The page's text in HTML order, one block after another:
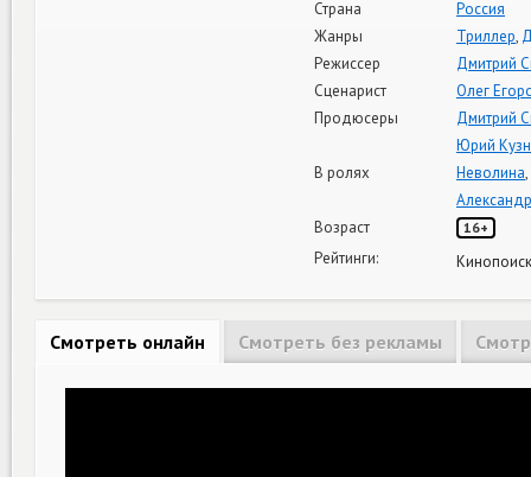
Страна
Россия
Жанры
Триллер,
Режиссер
Дмитрий
Сценарист
Олег
Продюсеры
Дмитрий
В ролях
Юрий
Неволина,
Возраст
16+
Рейтинги:
Смотреть онлайн Смотреть без рекламы